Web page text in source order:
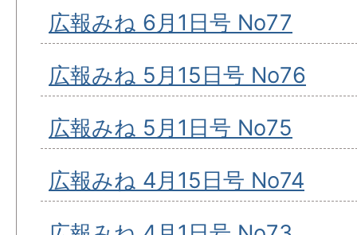
広報みね 6月1日号 No77
広報みね 5月15日号 No76
広報みね 5月1日号 No75
広報みね 4月15日号 No74